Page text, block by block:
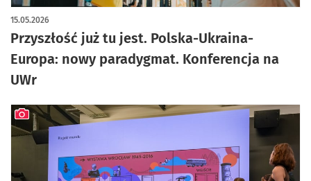
Przyszłość już tu jest. Polska-Ukraina-
Europa: nowy paradygmat. Konferencja na
UWr
15.05.2026